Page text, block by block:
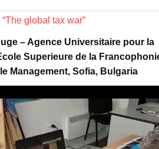
“The global tax war”
–Agence Universitaire pour la
Superieure de la
Management, Sofia, Bulgaria